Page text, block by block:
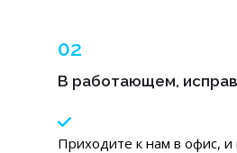
В работающем,
02
Приходите к нам в офис,